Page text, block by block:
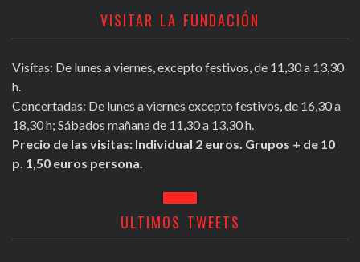
VISITAR LA FUNDACIÓN
Visítas: De lunes a viernes, excepto festivos, de 11,30 a 13,30
h.
Concertadas: De lunes a viernes excepto festivos, de 16,30 a
18,30 h; Sábados mañana de 11,30 a 13,30 h.
Precio de las visitas: Individual 2 euros. Grupos + de 10
p. 1,50 euros persona.
ULTIMOS TWEETS